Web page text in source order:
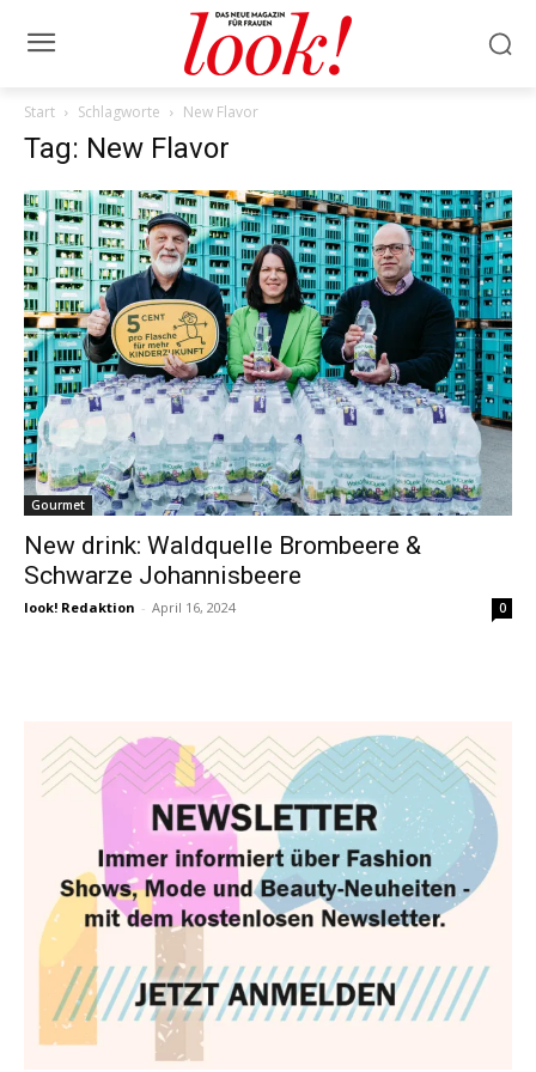
Start Schlagworte New Flavor
Tag: New Flavor
Gourmet
New drink: Waldquelle Brombeere &
Schwarze Johannisbeere
look! Redaktion - April 16, 2024 0